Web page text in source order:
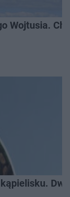
Wojtusia.